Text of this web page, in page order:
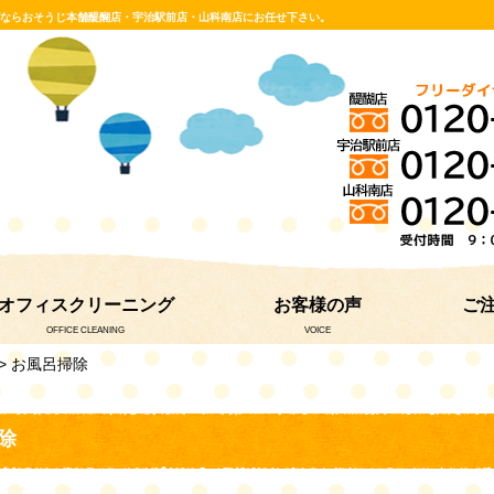
おそうじ本舗醍醐店・宇治駅前店・山科南店にお任せ下さい。
フィスクリーニング
OFFICE CLEANING
お客様の声
VOICE
ご
お風呂掃除